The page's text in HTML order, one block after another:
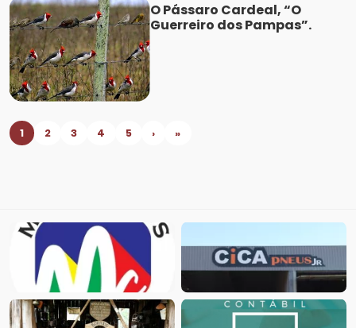
O Pássaro Cardeal, “O
Guerreiro dos Pampas”.
1 2 3 4 5 › »